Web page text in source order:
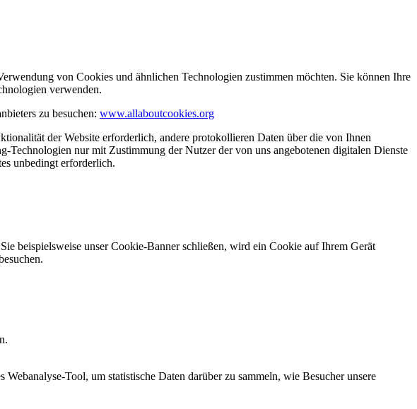
von Cookies und ähnlichen Technologien zustimmen möchten. Sie können Ihre
verwenden.
zu besuchen: www.allaboutcookies.org
der Website erforderlich, andere protokollieren Daten über die von Ihnen
Technologien nur mit Zustimmung der Nutzer der von uns angebotenen digitalen Dienste
unbedingt erforderlich.
beispielsweise unser Cookie-Banner schließen, wird ein Cookie auf Ihrem Gerät
Tool, um statistische Daten darüber zu sammeln, wie Besucher unsere